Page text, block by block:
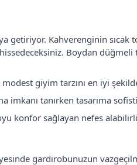
getiriyor. Kahverenginin sıcak
Boydan düğmeli
giyim tarzını en iyi
imkanı tanırken tasarıma
konfor sağlayan nefes
gardırobunuzun